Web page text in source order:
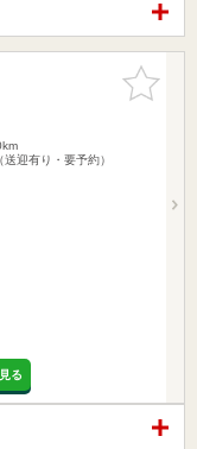
お気に入
りに追加
迎有り・要予約）
る